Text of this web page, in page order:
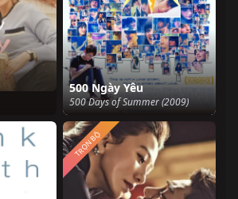
500 Ngày Yêu
500 Days of Summer (2009)
TRỌN BỘ